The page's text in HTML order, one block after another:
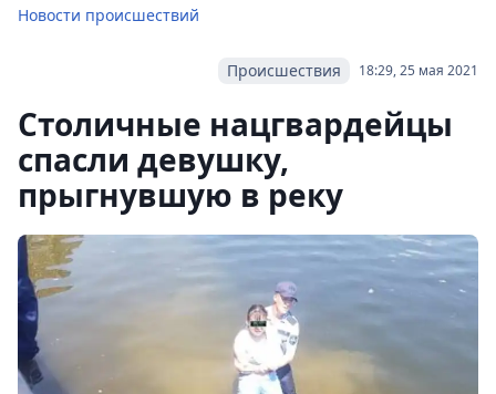
Новости происшествий
18:29, 25 мая 2021
Происшествия
Столичные нацгвардейцы
спасли девушку,
прыгнувшую в реку